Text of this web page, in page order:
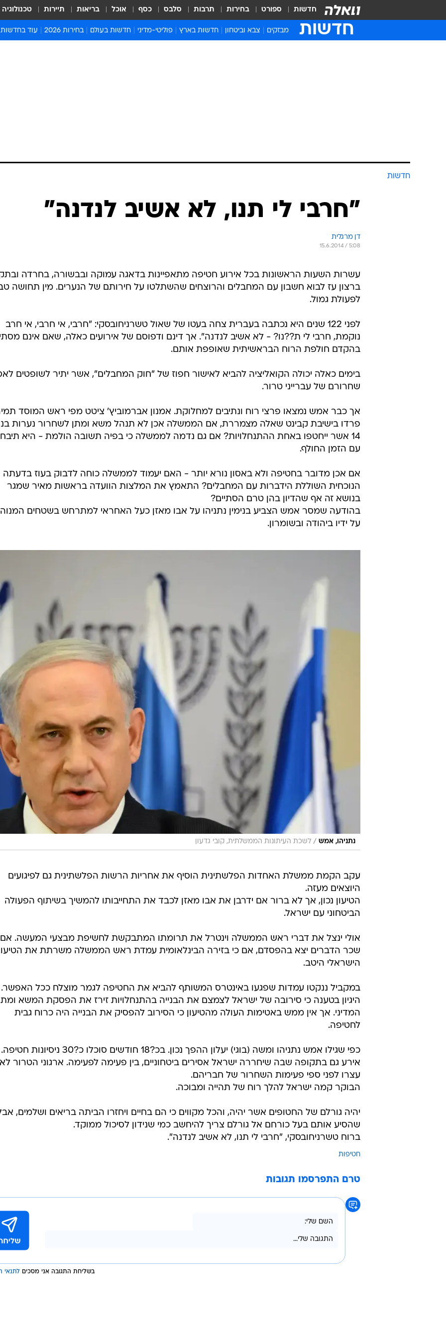
חדשות ספורט בחירות תרבות סלבס כסף אוכל בריאות תיירות טכנולוגיה
חדשות מבזקים צבא וביטחון חדשות בארץ פוליטי-מדיני חדשות בעולם בחירות 2026 עוד בחדשות
חדשות
"חרבי לי תנו, לא אשיב לנדנה"
דן מרגלית
15.6.2014 / 5:08
עשרות השעות הראשונות בכל אירוע חטיפה מתאפיינות בדאגה עמוקה ובבשורה, בחרדה
ברצון עז לבוא חשבון עם המחבלים והרוצחים שהשתלטו על חירותם של הנערים. מין תחושה
לפעולת גמול.
לפני 122 שנים היא נכתבה בעברית צחה בעטו של שאול טשרניחובסקי: "חרבי, אי חרבי, אי חרב
נוקמת, חרבי לי ת??נו? - לא אשיב לנדנה". אך דינם ודפוסם של אירועים כאלה, שאם אינם
בהקדם חולפת הרוח הבראשיתית שאופפת אותם.
בימים כאלה יכולה הקואליציה להביא לאישור חפוז של "חוק המחבלים", אשר יתיר לשופטים
שחרורם של עברייני טרור.
אך כבר אמש נמצאו פרצי רוח ונתיבים למחלוקת. אמנון אברמוביץ' ציטט מפי ראש המוסד
פרדו בישיבת קבינט שאלה מצמררת, אם הממשלה אכן לא תנהל משא ומתן לשחרור נערות
14 אשר ייחטפו באחת ההתנחלויות? אם גם נדמה לממשלה כי בפיה תשובה הולמת - היא
עם הזמן החולף.
אם אכן מדובר בחטיפה ולא באסון נורא יותר - האם יעמוד לממשלה כוחה לדבוק בעוז בדעתה
הנוכחית השוללת הידברות עם המחבלים? התאמץ את המלצות הוועדה בראשות מאיר שמגר
בנושא זה אף שהדיון בהן טרם הסתיים?
בהודעה שמסר אמש הצביע בנימין נתניהו על אבו מאזן כעל האחראי למתרחש בשטחים
על ידיו ביהודה ובשומרון.
נתניהו, אמש / לשכת העיתונות הממשלתית, קובי גדעון
עקב הקמת ממשלת האחדות הפלשתינית הוסיף את אחריות הרשות הפלשתינית גם לפיגועים
היוצאים מעזה.
הטיעון נכון, אך לא ברור אם ידרבן את אבו מאזן לכבד את התחייבותו להמשיך בשיתוף הפעולה
הביטחוני עם ישראל.
אולי ינצל את דברי ראש הממשלה וינטרל את תרומתו המתבקשת לחשיפת מבצעי המעשה.
שכר הדברים יצא בהפסדם, אם כי בזירה הבינלאומית עמדת ראש הממשלה משרתת את
הישראלי היטב.
במקביל ננקטו עמדות שפגעו באינטרס המשותף להביא את החטיפה לגמר מוצלח ככל האפשר.
היגיון בטענה כי סירובה של ישראל לצמצם את הבנייה בהתנחלויות זירז את הפסקת המשא
המדיני. אך אין ממש באטימות העולה מהטיעון כי הסירוב להפסיק את הבנייה היה כרוח גבית
לחטיפה.
כפי שגילו אמש נתניהו ומשה (בוגי) יעלון ההפך נכון. בכ?18 חודשים סוכלו כ?30
אירע גם בתקופה שבה שיחררה ישראל אסירים ביטחוניים, בין פעימה לפעימה. ארגוני הטרור לא
עצרו לפני ספי פעימות השחרור של חבריהם.
הבוקר קמה ישראל להלך רוח של תהייה ומבוכה.
יהיה גורלם של החטופים אשר יהיה, והכל מקווים כי הם בחיים ויחזרו הביתה בריאים ושלמים,
שהסיע אותם בעל כורחם אל גורלם צריך להיחשב כמי שנידון לסיכול ממוקד.
ברוח טשרניחובסקי, "חרבי לי תנו, לא אשיב לנדנה".
חטיפות
טרם התפרסמו תגובות
בשליחת התגובה אני מסכים לתנאי